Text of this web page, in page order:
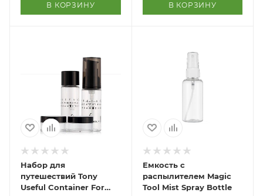
В КОРЗИНУ В КОРЗИНУ
Набор для
путешествий Tony
Useful Container For
Емкость с
распылителем Magic
Tool Mist Spray Bottle